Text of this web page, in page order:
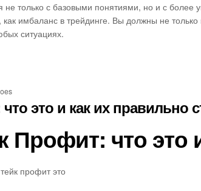
только с базовыми понятиями, но и с более
имбаланс в трейдинге. Вы должны не
ситуациях.
это и как их правильно
Профит: что это